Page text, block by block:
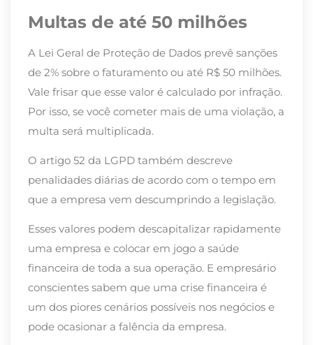
Multas de até 50 milhões
A Lei Geral de Proteção de Dados prevê sanções
de 2% sobre o faturamento ou até R$ 50 milhões.
Vale frisar que esse valor é calculado por infração.
Por isso, se você cometer mais de uma violação, a
multa será multiplicada.
O artigo 52 da LGPD também descreve
penalidades diárias de acordo com o tempo em
que a empresa vem descumprindo a legislação.
Esses valores podem descapitalizar rapidamente
uma empresa e colocar em jogo a saúde
financeira de toda a sua operação. E empresário
conscientes sabem que uma crise financeira é
um dos piores cenários possíveis nos negócios e
pode ocasionar a falência da empresa.